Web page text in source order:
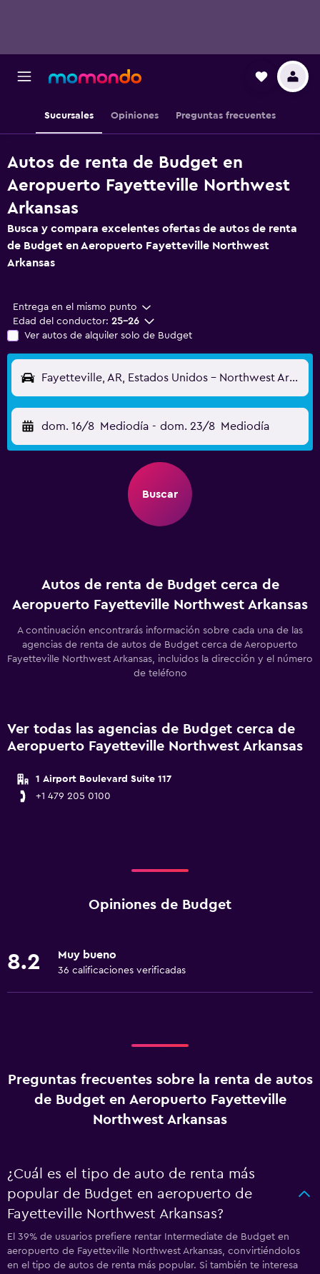
Sucursales Opiniones Preguntas frecuentes
Autos de renta de Budget en
Aeropuerto Fayetteville Northwest
Arkansas
Busca y compara excelentes ofertas de autos de renta
de Budget en Aeropuerto Fayetteville Northwest
Arkansas
Entrega en el mismo punto
Edad del conductor: 25-26
Ver autos de alquiler solo de Budget
Fayetteville, AR, Estados Unidos - Northwest Arkansas (XNA)
dom. 16/8 Mediodía - dom. 23/8 Mediodía
Buscar
Autos de renta de Budget cerca de
Aeropuerto Fayetteville Northwest Arkansas
A continuación encontrarás información sobre cada una de las
agencias de renta de autos de Budget cerca de Aeropuerto
Fayetteville Northwest Arkansas, incluidos la dirección y el número
de teléfono
Ver todas las agencias de Budget cerca de
Aeropuerto Fayetteville Northwest Arkansas
1 Airport Boulevard Suite 117
+1 479 205 0100
Opiniones de Budget
8.2 Muy bueno
36 calificaciones verificadas
Preguntas frecuentes sobre la renta de autos
de Budget en Aeropuerto Fayetteville
Northwest Arkansas
¿Cuál es el tipo de auto de renta más
popular de Budget en aeropuerto de
Fayetteville Northwest Arkansas?
El 39% de usuarios prefiere rentar Intermediate de Budget en
aeropuerto de Fayetteville Northwest Arkansas, convirtiéndolos
en el tipo de autos de renta más popular. Si también te interesa